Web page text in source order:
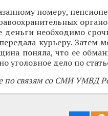
номеру,
необходимо
курьеру.
поняла, что ее
уголовное дело по
по связям со СМИ УМВД